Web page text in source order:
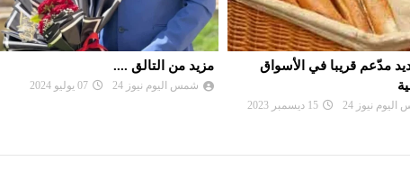
التالق ....
نيوز 24
تعطل حركة قطارات الاحواز الجنوبية
شمس اليوم نيوز 24 20 مارس 2024